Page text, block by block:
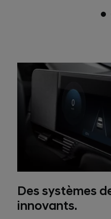
Des systèmes
innovants.